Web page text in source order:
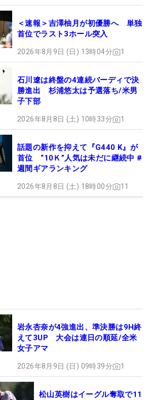
＜速報＞吉澤柚月が初優勝へ 単独
首位でラスト3ホール突入
2026年8月9日 (日) 13時04分 1
石川遼は終盤の4連続バーディで決
勝進出 杉浦悠太は予選落ち/米男
子下部
2026年8月8日 (土) 10時33分 1
話題の新作を抑えて『G440 K』が
首位 “10Ｋ”人気は未だに継続中 #
週間ギアランキング
2026年8月8日 (土) 18時00分 11
岩永杏奈が4強進出、準決勝は9H終
えて3UP 大会は連日の順延/全米
女子アマ
2026年8月9日 (日) 09時39分 1
松山英樹はイーグル奪取で11